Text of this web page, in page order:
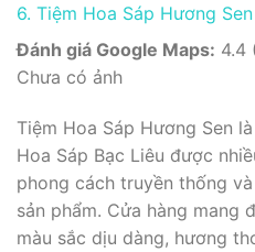
6. Tiệm Hoa Sáp Hương Sen
Đánh giá Google Maps: 4.4
Chưa có ảnh
Tiệm Hoa Sáp Hương Sen
Hoa Sáp Bạc Liêu được
phong cách truyền thống
sản phẩm. Cửa hàng mang
màu sắc dịu dàng, hương